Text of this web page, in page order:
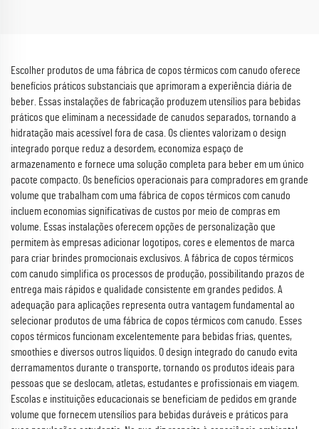
Escolher produtos de uma fábrica de copos térmicos com canudo oferece
benefícios práticos substanciais que aprimoram a experiência diária de
beber. Essas instalações de fabricação produzem utensílios para bebidas
práticos que eliminam a necessidade de canudos separados, tornando a
hidratação mais acessível fora de casa. Os clientes valorizam o design
integrado porque reduz a desordem, economiza espaço de
armazenamento e fornece uma solução completa para beber em um único
pacote compacto. Os benefícios operacionais para compradores em grande
volume que trabalham com uma fábrica de copos térmicos com canudo
incluem economias significativas de custos por meio de compras em
volume. Essas instalações oferecem opções de personalização que
permitem às empresas adicionar logotipos, cores e elementos de marca
para criar brindes promocionais exclusivos. A fábrica de copos térmicos
com canudo simplifica os processos de produção, possibilitando prazos de
entrega mais rápidos e qualidade consistente em grandes pedidos. A
adequação para aplicações representa outra vantagem fundamental ao
selecionar produtos de uma fábrica de copos térmicos com canudo. Esses
copos térmicos funcionam excelentemente para bebidas frias, quentes,
smoothies e diversos outros líquidos. O design integrado do canudo evita
derramamentos durante o transporte, tornando os produtos ideais para
pessoas que se deslocam, atletas, estudantes e profissionais em viagem.
Escolas e instituições educacionais se beneficiam de pedidos em grande
volume que fornecem utensílios para bebidas duráveis e práticos para